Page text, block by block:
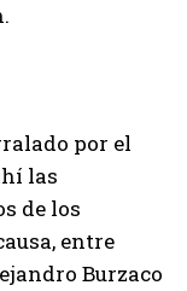
por el
las
de los
entre
Burzaco